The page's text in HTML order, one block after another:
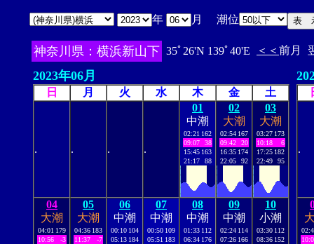
年 月 潮位
神奈川県：横浜新山下 35ﾟ26'N 139ﾟ40'E ＜＜ 前月
2023年06月
日 月 火 水 木 金 土
. . . .
01
中潮
02:21 162
09:07
38
15:45 163
21:17
88
02
大潮
02:54 167
09:42
20
16:35 174
22:05
92
03
大潮
03:27 173
10:18
6
17:25 182
22:49
95
04
大潮
04:01 179
10:56
-3
05
大潮
04:36 183
11:37
-7
06
中潮
00:10 104
05:13 184
07
中潮
00:50 109
05:51 183
08
中潮
01:33 112
06:34 176
09
中潮
02:24 114
07:26 166
10
小潮
03:30 112
08:36 152
.